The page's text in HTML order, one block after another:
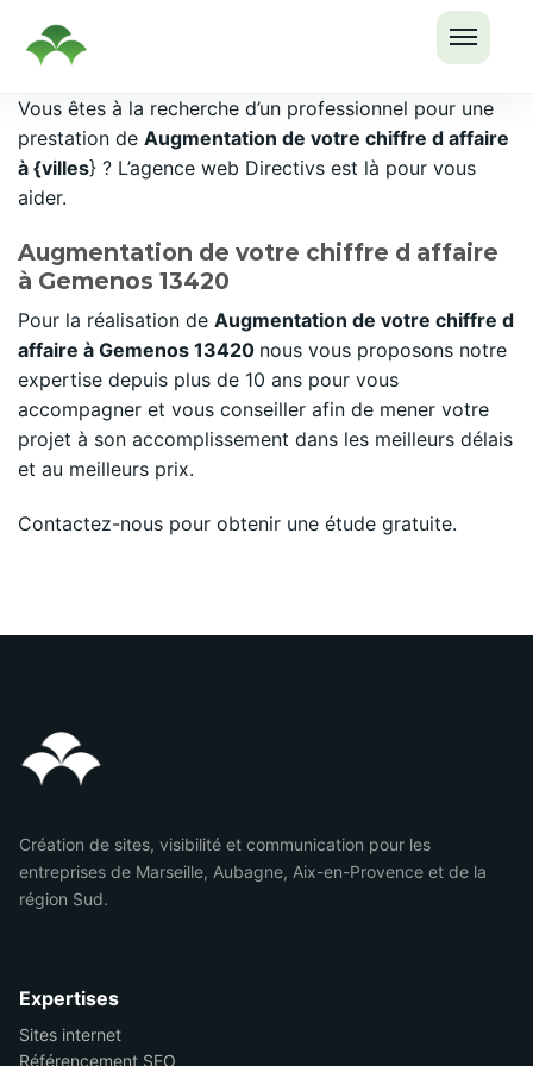
LE
MENU
Passer
au
contenu
Vous êtes à la recherche d’un professionnel pour une
prestation de Augmentation de votre chiffre d affaire
à {villes} ? L’agence web Directivs est là pour vous
aider.
Augmentation de votre chiffre d affaire
à Gemenos 13420
Pour la réalisation de Augmentation de votre chiffre d
affaire à Gemenos 13420 nous vous proposons notre
expertise depuis plus de 10 ans pour vous
accompagner et vous conseiller afin de mener votre
projet à son accomplissement dans les meilleurs délais
et au meilleurs prix.
Contactez-nous pour obtenir une étude gratuite.
Création de sites, visibilité et communication pour les
entreprises de Marseille, Aubagne, Aix-en-Provence et de la
région Sud.
Expertises
Sites internet
Référencement SEO